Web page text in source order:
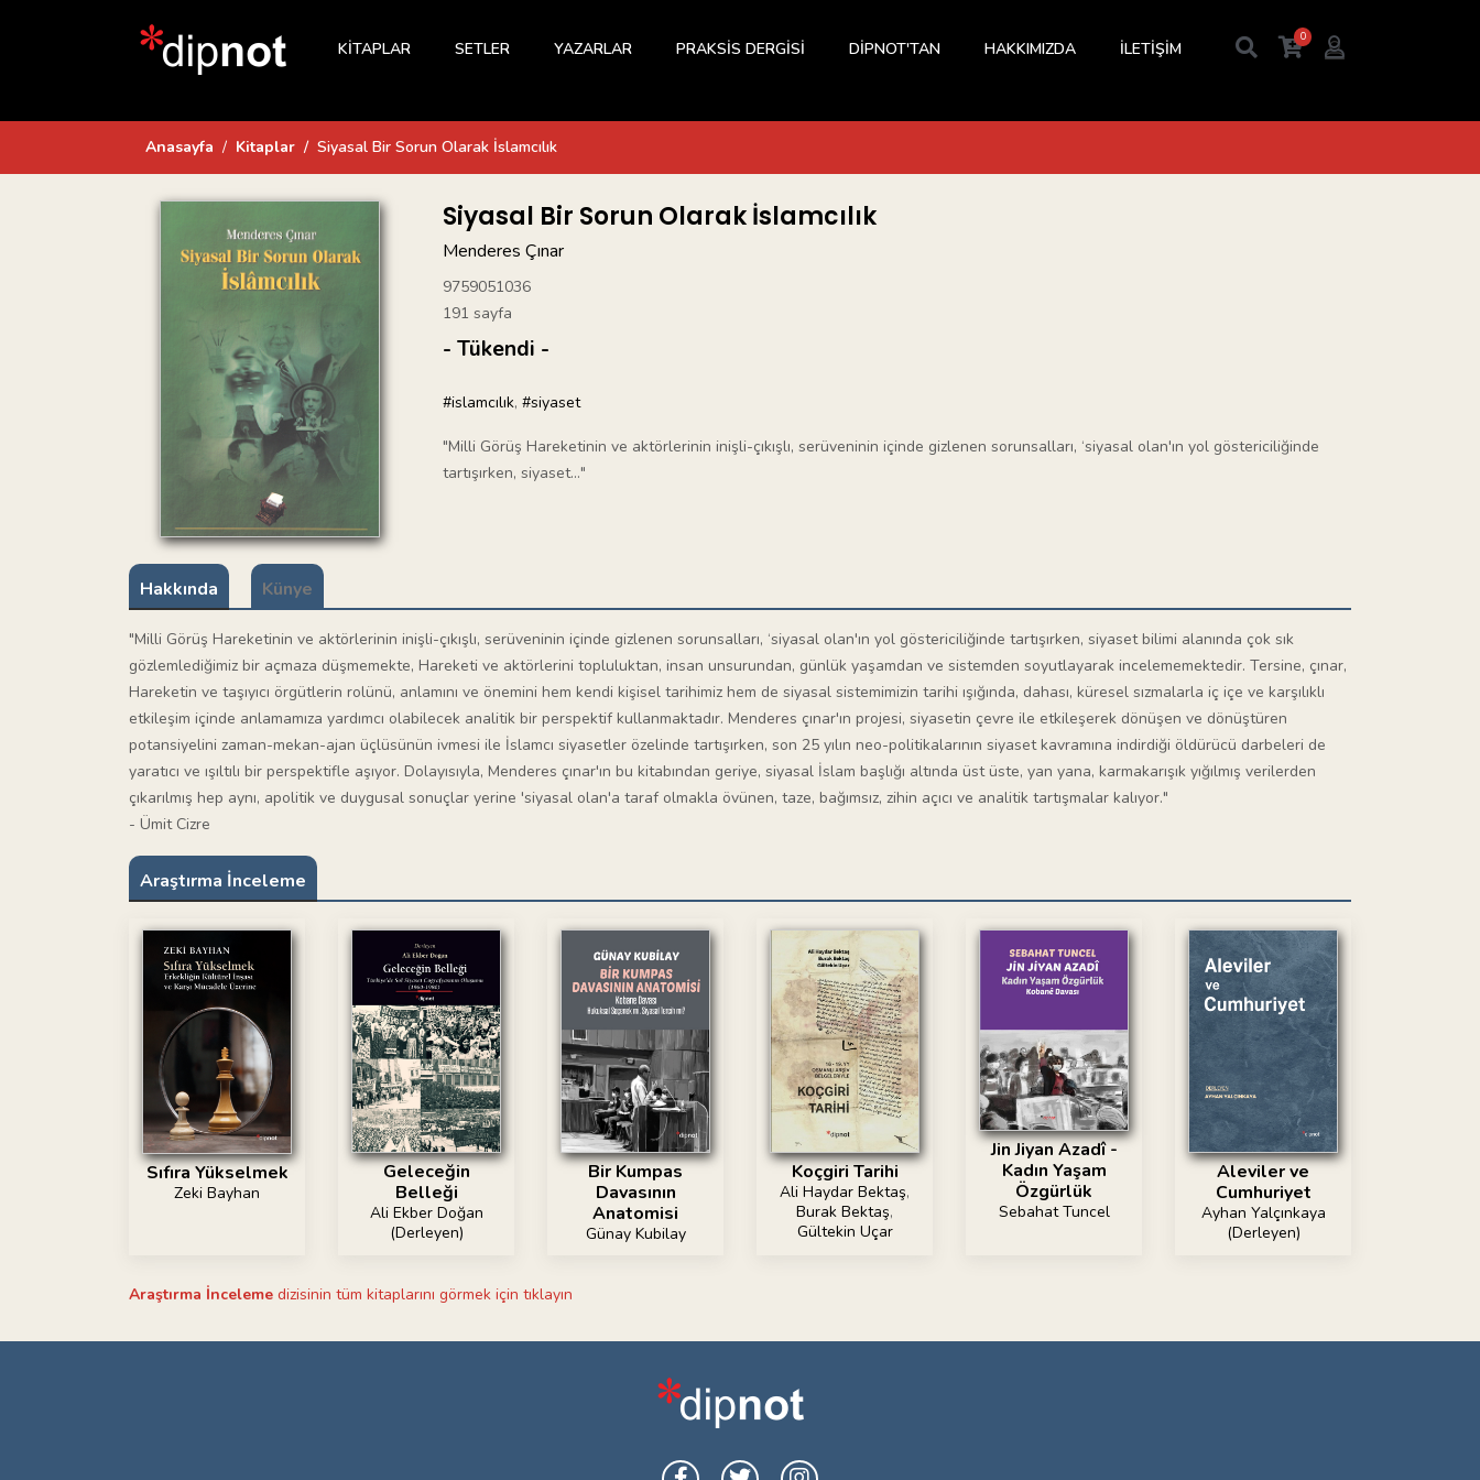
KİTAPLAR SETLER YAZARLAR PRAKSİS DERGİSİ DİPNOT'TAN HAKKIMIZDA İLETİŞİM
0
Anasayfa Kitaplar Siyasal Bir Sorun Olarak İslamcılık
Siyasal Bir Sorun Olarak İslamcılık
Menderes Çınar
9759051036
191 sayfa
- Tükendi -
#islamcılık, #siyaset
"Milli Görüş Hareketinin ve aktörlerinin inişli-çıkışlı, serüveninin içinde gizlenen sorunsalları, ‘siyasal olan'ın yol göstericiliğinde
tartışırken, siyaset..."
Hakkında Künye
"Milli Görüş Hareketinin ve aktörlerinin inişli-çıkışlı, serüveninin içinde gizlenen sorunsalları, ‘siyasal olan'ın yol göstericiliğinde tartışırken, siyaset bilimi alanında çok sık
gözlemlediğimiz bir açmaza düşmemekte, Hareketi ve aktörlerini topluluktan, insan unsurundan, günlük yaşamdan ve sistemden soyutlayarak incelememektedir. Tersine, çınar,
Hareketin ve taşıyıcı örgütlerin rolünü, anlamını ve önemini hem kendi kişisel tarihimiz hem de siyasal sistemimizin tarihi ışığında, dahası, küresel sızmalarla iç içe ve karşılıklı
etkileşim içinde anlamamıza yardımcı olabilecek analitik bir perspektif kullanmaktadır. Menderes çınar'ın projesi, siyasetin çevre ile etkileşerek dönüşen ve dönüştüren
potansiyelini zaman-mekan-ajan üçlüsünün ivmesi ile İslamcı siyasetler özelinde tartışırken, son 25 yılın neo-politikalarının siyaset kavramına indirdiği öldürücü darbeleri de
yaratıcı ve ışıltılı bir perspektifle aşıyor. Dolayısıyla, Menderes çınar'ın bu kitabından geriye, siyasal İslam başlığı altında üst üste, yan yana, karmakarışık yığılmış verilerden
çıkarılmış hep aynı, apolitik ve duygusal sonuçlar yerine 'siyasal olan'a taraf olmakla övünen, taze, bağımsız, zihin açıcı ve analitik tartışmalar kalıyor."
- Ümit Cizre
Araştırma İnceleme
Sıfıra Yükselmek
Zeki Bayhan
Geleceğin
Belleği
Ali Ekber Doğan
(Derleyen)
Bir Kumpas
Davasının
Anatomisi
Günay Kubilay
Koçgiri Tarihi
Ali Haydar Bektaş,
Burak Bektaş,
Gültekin Uçar
Jin Jiyan Azadî -
Kadın Yaşam
Özgürlük
Sebahat Tuncel
Aleviler ve
Cumhuriyet
Ayhan Yalçınkaya
(Derleyen)
Araştırma İnceleme dizisinin tüm kitaplarını görmek için tıklayın